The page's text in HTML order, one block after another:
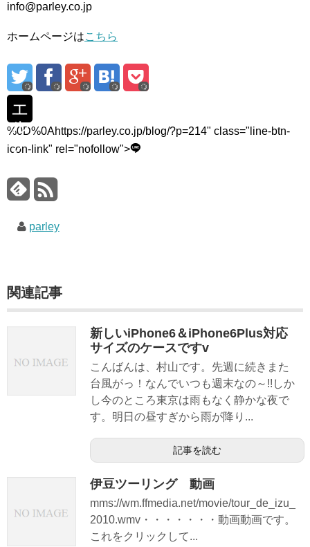
info@parley.co.jp
ホームページはこちら
エ
ル
ク
バ
ッ
%0D%0Ahttps://parley.co.jp/blog/?p=214" class="line-btn-
icon-link" rel="nofollow">
parley
関連記事
新しいiPhone6＆iPhone6Plus対応
サイズのケースですv
こんばんは、村山です。先週に続きまた
台風がっ！なんでいつも週末なの～!!しか
し今のところ東京は雨もなく静かな夜で
す。明日の昼すぎから雨が降り...
記事を読む
伊豆ツーリング 動画
mms://wm.ffmedia.net/movie/tour_de_izu_
2010.wmv・・・・・・・動画動画です。
これをクリックして...